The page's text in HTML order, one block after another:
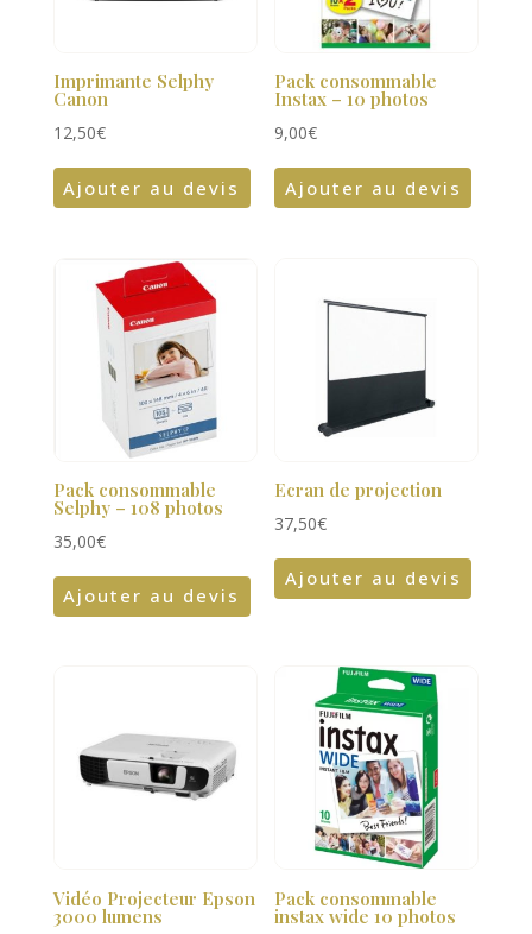
Imprimante Selphy
Canon
12,50€
Ajouter au devis
Pack consommable
Instax – 10 photos
9,00€
Ajouter au devis
Pack consommable
Selphy – 108 photos
35,00€
Ajouter au devis
Ecran de projection
37,50€
Ajouter au devis
Vidéo Projecteur Epson
3000 lumens
Pack consommable
instax wide 10 photos